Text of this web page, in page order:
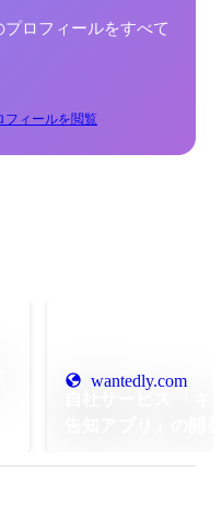
ロフィールをすべて
フィールを閲覧
wantedly.com